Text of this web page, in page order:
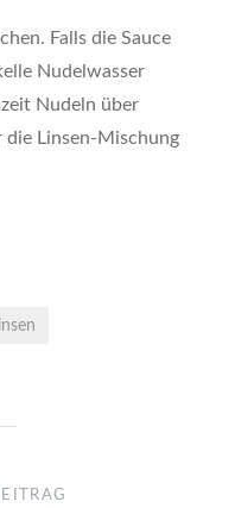
Falls die Sauce
Nudelwasser
Nudeln über
die Linsen-Mischung
linsen